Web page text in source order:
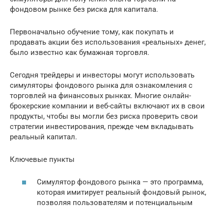
фондовом рынке без риска для капитала.
Первоначально обучение тому, как покупать и
продавать акции без использования «реальных» денег,
было известно как бумажная торговля.
Сегодня трейдеры и инвесторы могут использовать
симуляторы фондового рынка для ознакомления с
торговлей на финансовых рынках. Многие онлайн-
брокерские компании и веб-сайты включают их в свои
продукты, чтобы вы могли без риска проверить свои
стратегии инвестирования, прежде чем вкладывать
реальный капитал.
Ключевые пункты
Симулятор фондового рынка — это программа,
которая имитирует реальный фондовый рынок,
позволяя пользователям и потенциальным